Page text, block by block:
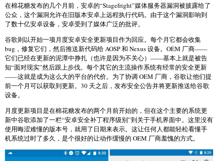
在棉花糖发布的几个月前，安卓的“Stagefright”媒体服务器漏洞被披露给了
公众，这个漏洞允许在旧版本安卓上远程执行代码。由于这个漏洞影响到
了数十亿安卓设备，安卓受到了媒体广泛的批评。
谷歌则以开始一项月度安卓安全更新项目作为回应。每个月它都会收集
bug，修复它们，然后推送新代码给 AOSP 和 Nexus 设备。OEM 厂商——
它们已经在更新的泥潭中挣扎（也许是因为不关心）——基本上就是被告
知“面对现实”然后跟上步伐。每个其它的主流操作系统有经常的安全更新
——这就是成为这么大的平台的代价。为了协调 OEM 厂商，谷歌让他们提
前一个月可以获取到更新。30 天之后，发布安全公告并将更新推送给谷歌
设备。
月度更新项目是在棉花糖发布的两个月前开始的，但在这个主要的系统更
新中谷歌添加了一栏“安卓安全补丁程序级别”到关于手机界面中。这里没有
使用晦涩难懂的版本号，就用了日期来表示。这让任何人都能轻松看懂手
机系统过时了多久，是个很好的让动作缓慢的 OEM 厂商羞愧的方式。